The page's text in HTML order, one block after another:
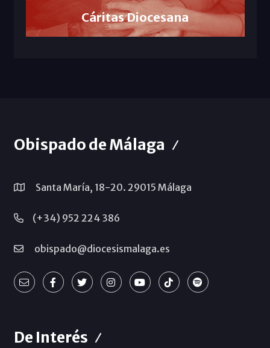
Cáritas Diocesana
Obispado de Málaga
Santa María, 18-20. 29015 Málaga
(+34) 952 224 386
obispado@diocesismalaga.es
De Interés